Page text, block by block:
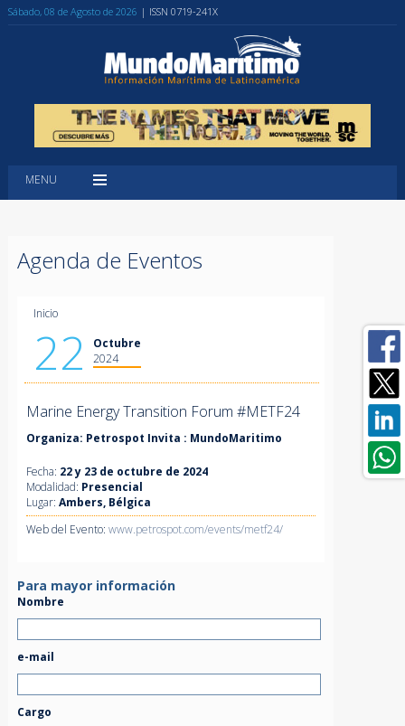
Sábado, 08 de Agosto de 2026 | ISSN 0719-241X
MENU
Agenda de Eventos
Inicio
22
Octubre
2024
Marine Energy Transition Forum #METF24
Organiza: Petrospot Invita : MundoMaritimo
Fecha: 22 y 23 de octubre de 2024
Modalidad: Presencial
Lugar: Ambers, Bélgica
Web del Evento: www.petrospot.com/events/metf24/
Para mayor información
Nombre
e-mail
Cargo